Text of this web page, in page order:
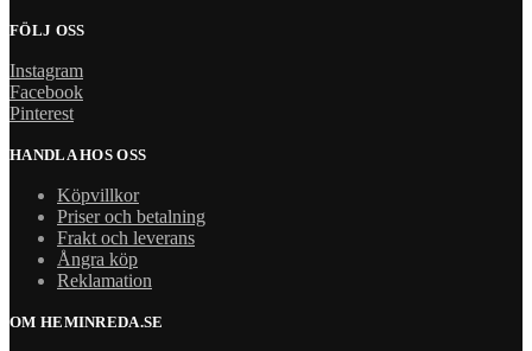
FÖLJ OSS
Instagram
Facebook
Pinterest
HANDLA HOS OSS
Köpvillkor
Priser och betalning
Frakt och leverans
Ångra köp
Reklamation
OM HEMINREDA.SE